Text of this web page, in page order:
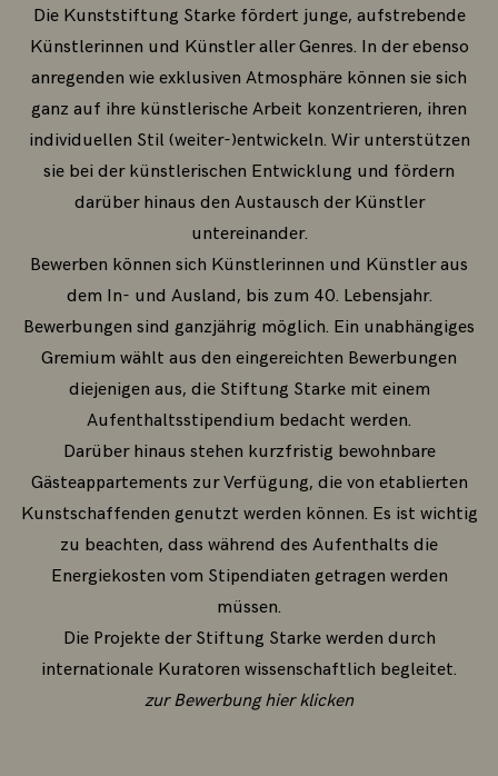
Die Kunststiftung Starke fördert junge, aufstrebende
Künstlerinnen und Künstler aller Genres. In der ebenso
anregenden wie exklusiven Atmosphäre können sie sich
ganz auf ihre künstlerische Arbeit konzentrieren, ihren
individuellen Stil (weiter-)entwickeln. Wir unterstützen
sie bei der künstlerischen Entwicklung und fördern
darüber hinaus den Austausch der Künstler
untereinander.
Bewerben können sich Künstlerinnen und Künstler aus
dem In- und Ausland, bis zum 40. Lebensjahr.
Bewerbungen sind ganzjährig möglich. Ein unabhängiges
Gremium wählt aus den eingereichten Bewerbungen
diejenigen aus, die Stiftung Starke mit einem
Aufenthaltsstipendium bedacht werden.
Darüber hinaus stehen kurzfristig bewohnbare
Gästeappartements zur Verfügung, die von etablierten
Kunstschaffenden genutzt werden können. Es ist wichtig
zu beachten, dass während des Aufenthalts die
Energiekosten vom Stipendiaten getragen werden
müssen.
Die Projekte der Stiftung Starke werden durch
internationale Kuratoren wissenschaftlich begleitet.
zur Bewerbung hier klicken